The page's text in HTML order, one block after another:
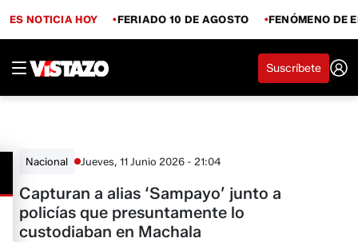
ES NOTICIA HOY FERIADO 10 DE AGOSTO FENÓMENO DE
Suscríbete
Nacional Jueves, 11 Junio 2026 - 21:04
Capturan a alias ‘Sampayo’ junto a
policías que presuntamente lo
custodiaban en Machala